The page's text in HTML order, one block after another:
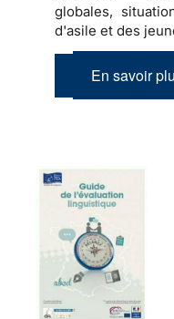
globales,
d'asile et des
En savoir